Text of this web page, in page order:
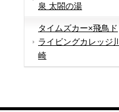
泉 太閤の湯
タイムズカー×飛鳥ド
ライビングカレッジ川
崎